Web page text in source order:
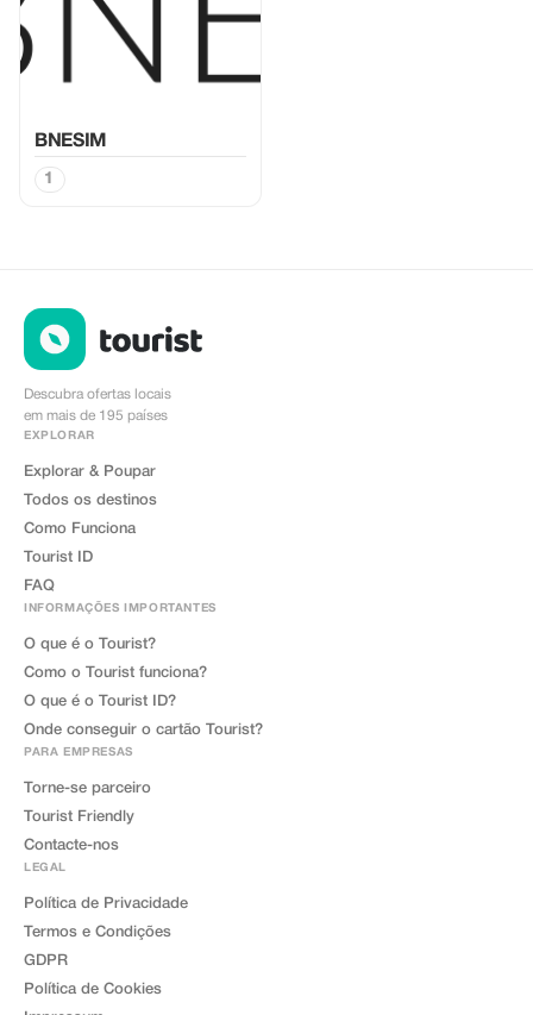
BNESIM
1
Descubra ofertas locais
em mais de 195 países
EXPLORAR
Explorar & Poupar
Todos os destinos
Como Funciona
Tourist ID
FAQ
INFORMAÇÕES IMPORTANTES
O que é o Tourist?
Como o Tourist funciona?
O que é o Tourist ID?
Onde conseguir o cartão Tourist?
PARA EMPRESAS
Torne-se parceiro
Tourist Friendly
Contacte-nos
LEGAL
Política de Privacidade
Termos e Condições
GDPR
Política de Cookies